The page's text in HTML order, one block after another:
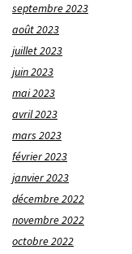
septembre 2023
août 2023
juillet 2023
juin 2023
mai 2023
avril 2023
mars 2023
février 2023
janvier 2023
décembre 2022
novembre 2022
octobre 2022